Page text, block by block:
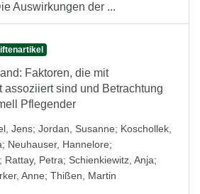
Auswirkungen der ...
Faktoren, die mit
assoziiert sind und Betrachtung
Pflegender
Jens; Jordan, Susanne; Koschollek,
; Neuhauser, Hannelore;
; Rattay, Petra; Schienkiewitz, Anja;
Anne; Thißen, Martin